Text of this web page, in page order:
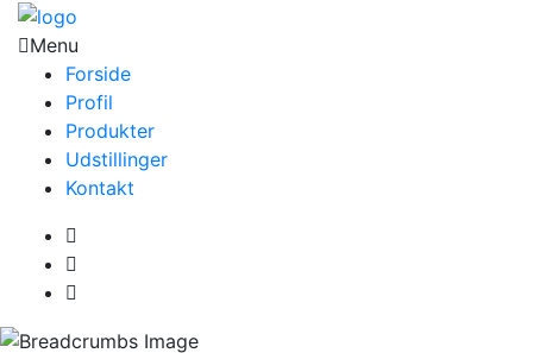
Menu
Forside
Profil
Produkter
Udstillinger
Kontakt